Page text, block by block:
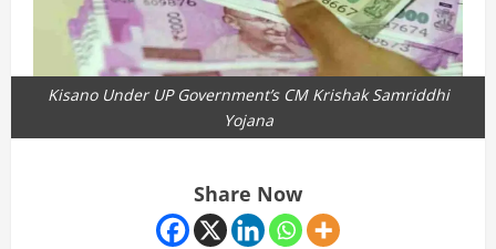
Kisano Under UP Government’s CM Krishak Samriddhi
Yojana
Share Now